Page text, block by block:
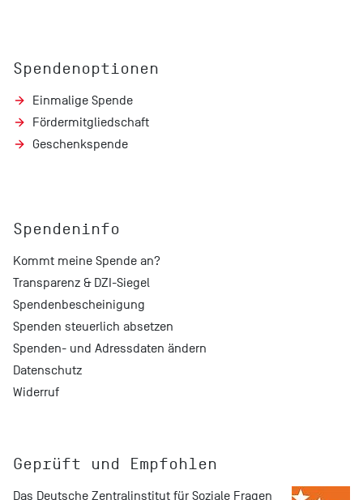
Spendenoptionen
Einmalige Spende
Fördermitgliedschaft
Geschenkspende
Spendeninfo
Kommt meine Spende an?
Transparenz & DZI-Siegel
Spendenbescheinigung
Spenden steuerlich absetzen
Spenden- und Adressdaten ändern
Datenschutz
Widerruf
Geprüft und Empfohlen
Das Deutsche Zentralinstitut für Soziale Fragen